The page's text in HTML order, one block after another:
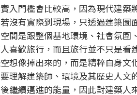
入門檻會比較高，因為現代建築
沒有實際到現場，只透過建築圖
間是跟整個基地環境、社會氛圍
喜歡旅行，而且旅行並不只是看
想像掉出來的，而是精粹自身文
理解建築師、環境及其歷史人文
繼續邁進的能量，因此對建築人